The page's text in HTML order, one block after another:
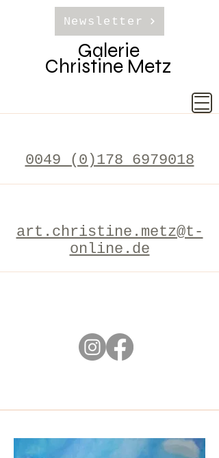
Galerie
Christine Metz
Newsletter
0049 (0)178 6979018
art.christine.metz@t-
online.de